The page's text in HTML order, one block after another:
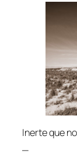
Inerte que